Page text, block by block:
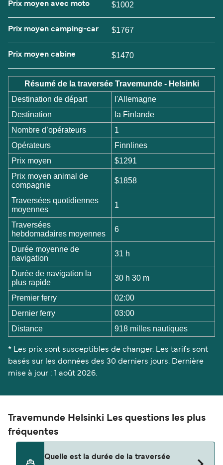
Prix moyen avec moto $1002
Prix moyen camping-car $1767
Prix moyen cabine $1470
Résumé de la traversée Travemunde - Helsinki
Destination de départ
l'Allemagne
Destination
la Finlande
Nombre d’opérateurs
1
Opérateurs
Finnlines
Prix moyen
$1291
Prix moyen animal de
compagnie
$1858
Traversées quotidiennes
moyennes
1
Traversées
hebdomadaires moyennes
6
Durée moyenne de
navigation
31 h
Durée de navigation la
plus rapide
30 h 30 m
Premier ferry
02:00
Dernier ferry
03:00
Distance
918 milles nautiques
* Les prix sont susceptibles de changer. Les tarifs sont
basés sur les données des 30 derniers jours. Dernière
mise à jour : 1 août 2026.
Travemunde Helsinki Les questions les plus
fréquentes
Quelle est la durée de la traversée